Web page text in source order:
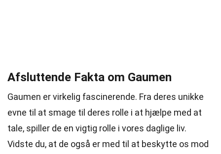
Afsluttende Fakta om Gaumen
Gaumen er virkelig fascinerende. Fra deres unikke
evne til at smage til deres rolle i at hjælpe med at
tale, spiller de en vigtig rolle i vores daglige liv.
Vidste du, at de også er med til at beskytte os mod